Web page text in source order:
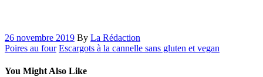
26 novembre 2019 By La Rédaction
Poires au four Escargots à la cannelle sans gluten et vegan
You Might Also Like